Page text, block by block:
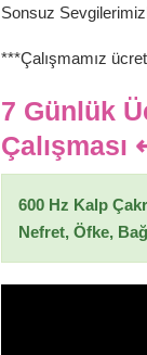
Sonsuz
***Çalışmamız
7 Günlük
Çalışması
600 Hz Kalp
Nefret, Öfke,